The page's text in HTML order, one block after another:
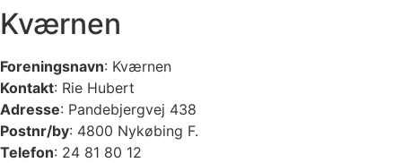
Kværnen
Foreningsnavn: Kværnen
Kontakt: Rie Hubert
Adresse: Pandebjergvej 438
Postnr/by: 4800 Nykøbing F.
Telefon: 24 81 80 12